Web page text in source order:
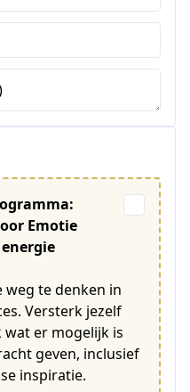
Emotie
te denken in
Versterk jezelf
er mogelijk is
geven, inclusief
inspiratie.